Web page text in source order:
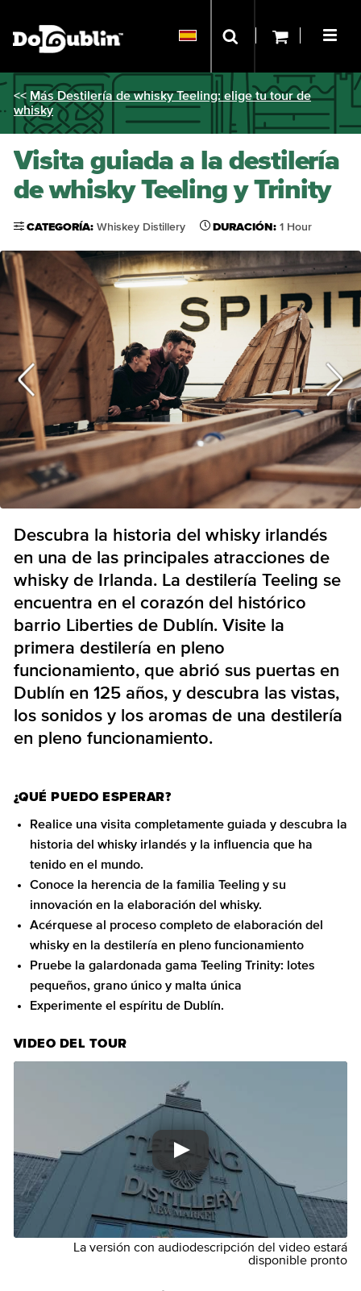
<< Más Destilería de whisky Teeling: elige tu tour de
whisky
Visita guiada a la destilería
de whisky Teeling y Trinity
CATEGORÍA: Whiskey Distillery DURACIÓN: 1 Hour
Descubra la historia del whisky irlandés
en una de las principales atracciones de
whisky de Irlanda. La destilería Teeling se
encuentra en el corazón del histórico
barrio Liberties de Dublín. Visite la
primera destilería en pleno
funcionamiento, que abrió sus puertas en
Dublín en 125 años, y descubra las vistas,
los sonidos y los aromas de una destilería
en pleno funcionamiento.
¿QUÉ PUEDO ESPERAR?
Realice una visita completamente guiada y descubra la
historia del whisky irlandés y la influencia que ha
tenido en el mundo.
Conoce la herencia de la familia Teeling y su
innovación en la elaboración del whisky.
Acérquese al proceso completo de elaboración del
whisky en la destilería en pleno funcionamiento
Pruebe la galardonada gama Teeling Trinity: lotes
pequeños, grano único y malta única
Experimente el espíritu de Dublín.
VIDEO DEL TOUR
La versión con audiodescripción del video estará
disponible pronto